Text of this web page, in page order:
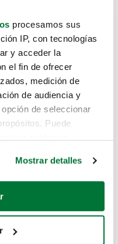
procesamos sus
IP, con tecnologías
y acceder la
el fin de ofrecer
medición de
de audiencia y
de seleccionar
Puede
su ubicación geográfica
activamente
Mostrar detalles
como
aquí.
que estás
enlaces: